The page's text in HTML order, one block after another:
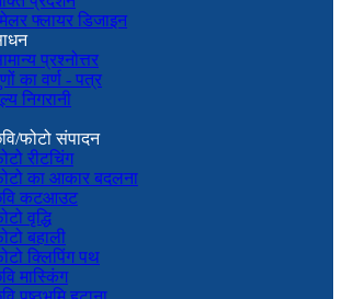
फ्लायर डिजाइन
प्रश्नोत्तर
का वर्ण - पत्र
निगरानी
फोटो संपादन
रीटचिंग
का आकार बदलना
कटआउट
वृद्धि
बहाली
क्लिपिंग पथ
मास्किंग